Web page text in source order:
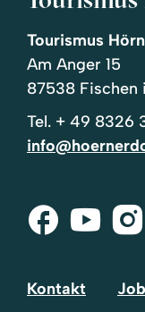
Tourismus
Am Anger 15
87538 Fischen
Tel. + 49 8326
Kontakt